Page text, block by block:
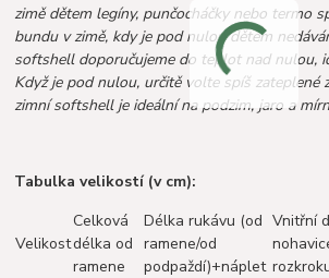
zimě dětem legíny, punčocháčky nebo termo
bundu v zimě, kdy je pod nulou dětem
softshell doporučujeme do teplot nad nulou,
Když je pod nulou, určitě volte spíš zateplené
zimní softshell je ideální na podzim, jaro a
Tabulka velikostí (v cm):
Velikost
Celková
délka od
ramene
Délka rukávu (od
ramene/od
podpaždí)+náplet
Vnitřní